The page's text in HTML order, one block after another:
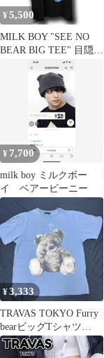
¥ 5,500
MILK BOY "SEE NO
BEAR BIG TEE" 目隠し
ベアTシャツ クマ ミル
クボーイ ユニセックス
オーバーサイズ ビッグ
シルエット サブカル メ
ンヘラ 地雷 トー横 量
産型 界隈 カットソー
ジェンダーレス
¥ 7,700
milk boy ミルクボー
イ ベアービーニー
¥3,333
TRAVAS TOKYO Furry
bearビッグTシャツ
SAX